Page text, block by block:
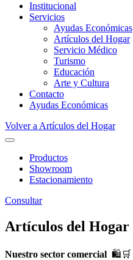
Institucional
Servicios
Ayudas Económicas
Artículos del Hogar
Servicio Médico
Turismo
Educación
Arte y Cultura
Contacto
Ayudas Económicas
Volver a Artículos del Hogar
Productos
Showroom
Estacionamiento
Consultar
Artículos del Hogar
Nuestro sector comercial 🛍🛒